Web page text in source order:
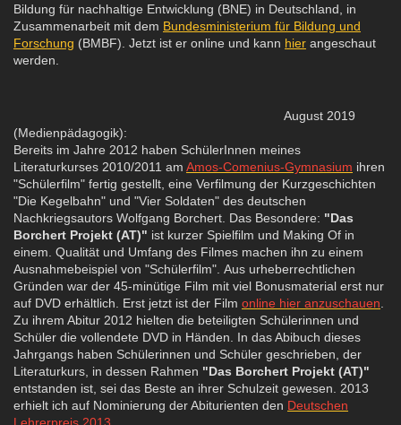
Bildung für nachhaltige Entwicklung (BNE) in Deutschland, in
Zusammenarbeit mit dem Bundesministerium für Bildung und
Forschung (BMBF). Jetzt ist er online und kann hier angeschaut
werden.
August 2019
(Medienpädagogik):
Bereits im Jahre 2012 haben SchülerInnen meines
Literaturkurses 2010/2011 am Amos-Comenius-Gymnasium ihren
"Schülerfilm" fertig gestellt, eine Verfilmung der Kurzgeschichten
"Die Kegelbahn" und "Vier Soldaten" des deutschen
Nachkriegsautors Wolfgang Borchert. Das Besondere: "Das
Borchert Projekt (AT)" ist kurzer Spielfilm und Making Of in
einem. Qualität und Umfang des Filmes machen ihn zu einem
Ausnahmebeispiel von "Schülerfilm". Aus urheberrechtlichen
Gründen war der 45-minütige Film mit viel Bonusmaterial erst nur
auf DVD erhältlich. Erst jetzt ist der Film online hier anzuschauen
Zu ihrem Abitur 2012 hielten die beteiligten Schülerinnen und
Schüler die vollendete DVD in Händen. In das Abibuch dieses
Jahrgangs haben Schülerinnen und Schüler geschrieben, der
Literaturkurs, in dessen Rahmen "Das Borchert Projekt (AT)"
entstanden ist, sei das Beste an ihrer Schulzeit gewesen. 2013
erhielt ich auf Nominierung der Abiturienten den Deutschen